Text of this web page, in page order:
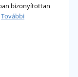
bizonyítottan
További